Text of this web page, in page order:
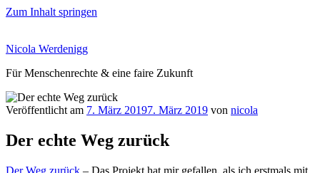
Zum Inhalt springen
Nicola Werdenigg
Für Menschenrechte & eine faire Zukunft
Veröffentlicht am 7. März 20197. März 2019 von nicola
Der echte Weg zurück
Der Weg zurück – Das Projekt hat mir gefallen, als ich erstmals mit